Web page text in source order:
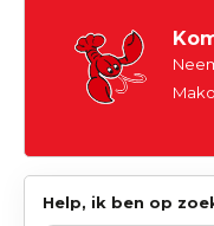
Help, ik ben op